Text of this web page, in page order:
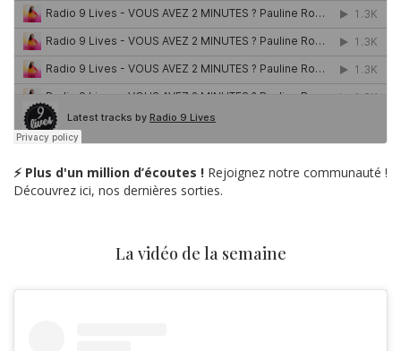
⚡ Plus d'un million d’écoutes ! Rejoignez notre communauté !
Découvrez ici, nos dernières sorties.
La vidéo de la semaine